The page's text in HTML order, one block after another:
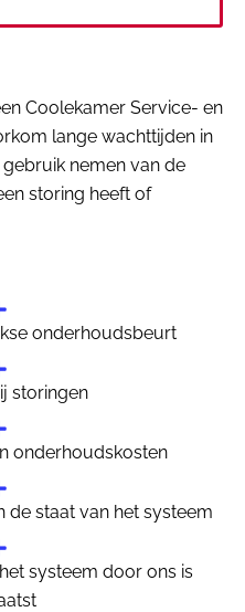
Coolekamer Service- en
lange wachttijden in
nemen van de
storing heeft of
onderhoudsbeurt
storingen
onderhoudskosten
de staat van het systeem
systeem door ons is